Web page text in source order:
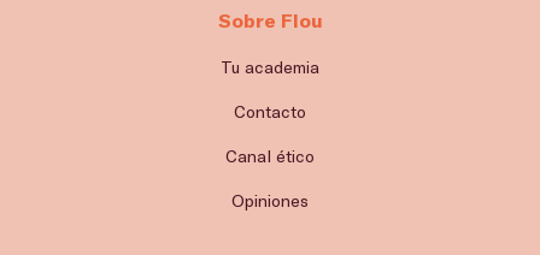
Sobre Flou
Tu academia
Contacto
Canal ético
Opiniones